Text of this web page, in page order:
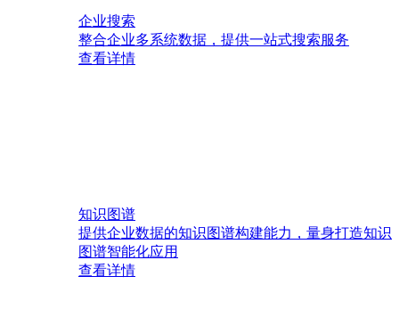
企业搜索
整合企业多系统数据，提供一站式搜索服务
查看详情
知识图谱
提供企业数据的知识图谱构建能力，量身打造知识
图谱智能化应用
查看详情